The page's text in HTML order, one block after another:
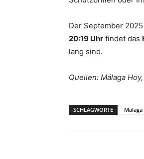
Der September
20:19 Uhr findet das
lang sind.
Quellen: Málaga
SCHLAGWORTE Malaga